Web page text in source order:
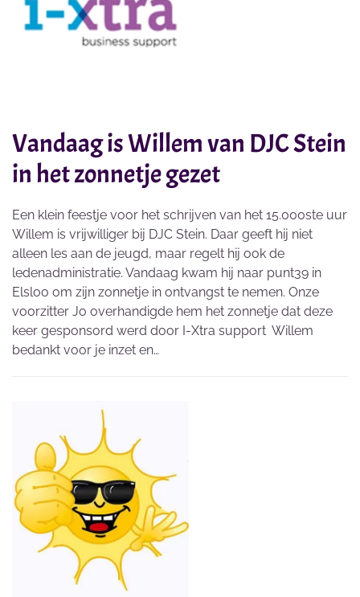
Vandaag is Willem van DJC Stein
in het zonnetje gezet
Een klein feestje voor het schrijven van het 15.000ste uur
Willem is vrijwilliger bij DJC Stein. Daar geeft hij niet
alleen les aan de jeugd, maar regelt hij ook de
ledenadministratie. Vandaag kwam hij naar punt39 in
Elsloo om zijn zonnetje in ontvangst te nemen. Onze
voorzitter Jo overhandigde hem het zonnetje dat deze
keer gesponsord werd door I-Xtra support Willem
bedankt voor je inzet en…